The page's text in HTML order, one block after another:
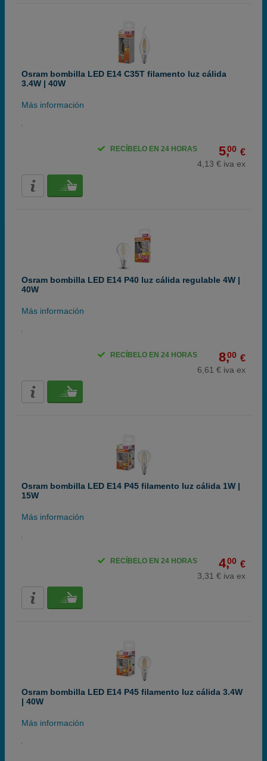
Osram bombilla LED E14 C35T filamento luz cálida
3.4W | 40W
Más información
5,00 €
4,13 € iva ex
RECÍBELO EN 24 HORAS
Osram bombilla LED E14 P40 luz cálida regulable 4W |
40W
Más información
8,00 €
6,61 € iva ex
RECÍBELO EN 24 HORAS
Osram bombilla LED E14 P45 filamento luz cálida 1W |
15W
Más información
4,00 €
3,31 € iva ex
RECÍBELO EN 24 HORAS
Osram bombilla LED E14 P45 filamento luz cálida 3.4W
| 40W
Más información